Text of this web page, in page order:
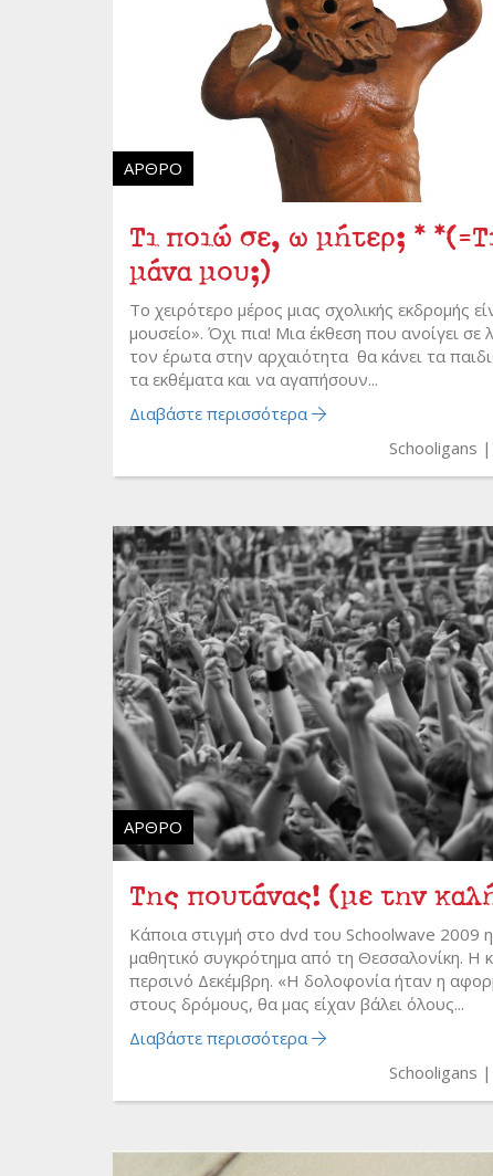
ΆΡΘΡΟ
Τι ποιώ σε, ω μήτερ; *
μάνα μου;)
Το χειρότερο μέρος μιας σχολικής εκδρομής
μουσείο». Όχι πια! Μια έκθεση που ανοίγει σε
τον έρωτα στην αρχαιότητα θα κάνει τα
τα εκθέματα και να αγαπήσουν...
Διαβάστε περισσότερα
Schooligans
ΆΡΘΡΟ
Της πουτάνας! (με την
Κάποια στιγμή στο dvd του Schoolwave 2009
μαθητικό συγκρότημα από τη Θεσσαλονίκη. Η
περσινό Δεκέμβρη. «Η δολοφονία ήταν η
στους δρόμους, θα μας είχαν βάλει όλους...
Διαβάστε περισσότερα
Schooligans